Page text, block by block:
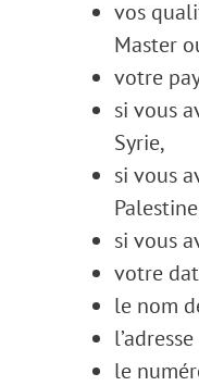
vos
Master
votre
si vous
Syrie,
si vous
si vous
votre
le nom
le